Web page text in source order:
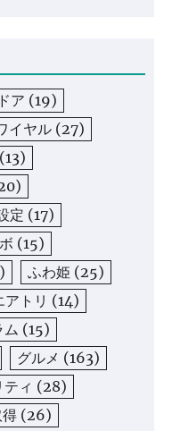
ア (19)
イヤル (27)
(13)
定 (17)
(15)
ふわ姫 (25)
アトリ (14)
ム (15)
グルメ (163)
ィ (28)
得 (26)